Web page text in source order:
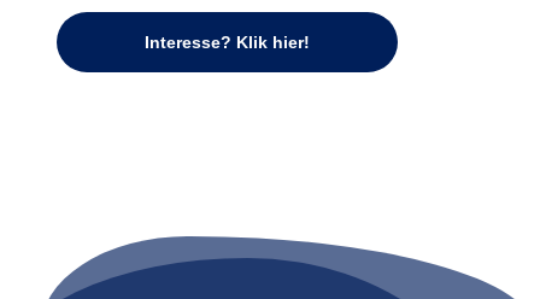
Interesse? Klik hier!